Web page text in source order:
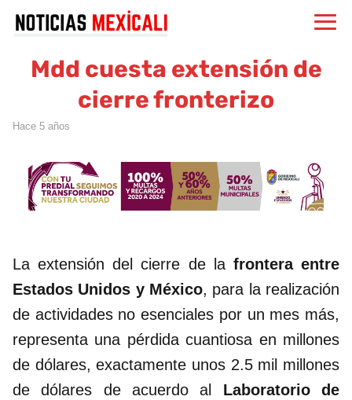
Mdd cuesta extensión de
cierre fronterizo
hace 5 años
La extensión del cierre de la frontera entre
Estados Unidos y México, para la realización
de actividades no esenciales por un mes más,
representa una pérdida cuantiosa en millones
de dólares, exactamente unos 2.5 mil millones
de dólares de acuerdo al Laboratorio de